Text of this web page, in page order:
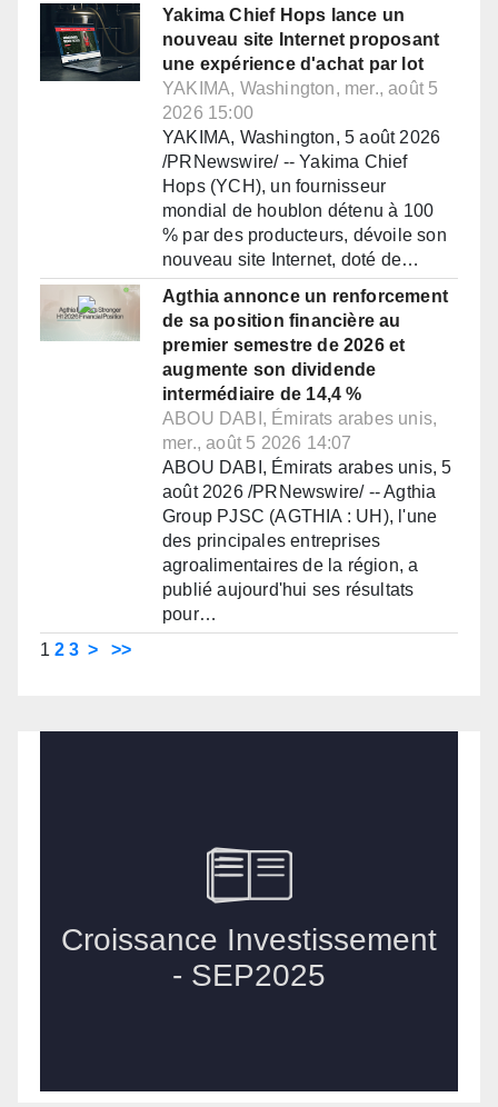
Yakima Chief Hops lance un
nouveau site Internet proposant
une expérience d'achat par lot
YAKIMA, Washington, mer., août 5
2026 15:00
YAKIMA, Washington, 5 août 2026
/PRNewswire/ -- Yakima Chief
Hops (YCH), un fournisseur
mondial de houblon détenu à 100
% par des producteurs, dévoile son
nouveau site Internet, doté de…
Agthia annonce un renforcement
de sa position financière au
premier semestre de 2026 et
augmente son dividende
intermédiaire de 14,4 %
ABOU DABI, Émirats arabes unis,
mer., août 5 2026 14:07
ABOU DABI, Émirats arabes unis, 5
août 2026 /PRNewswire/ -- Agthia
Group PJSC (AGTHIA : UH), l'une
des principales entreprises
agroalimentaires de la région, a
publié aujourd'hui ses résultats
pour…
1 2 3 > >>